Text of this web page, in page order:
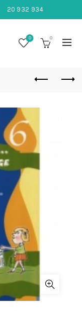
20 932 934
0 0